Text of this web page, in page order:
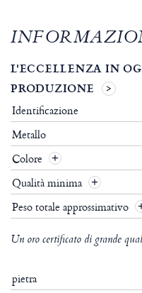
L'ECCELLENZA IN
PRODUZIONE
Identificazione
Metallo
Colore
Qualità minima
Peso totale approssimativo
Un oro certificato di grande
pietra